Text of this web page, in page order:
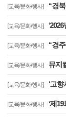
[교육/문화/행사] “경
[교육/문화/행사]
[교육/문화/행사] “경
[교육/문화/행사] 뮤지
[교육/문화/행사] ‘고
[교육/문화/행사] ‘제